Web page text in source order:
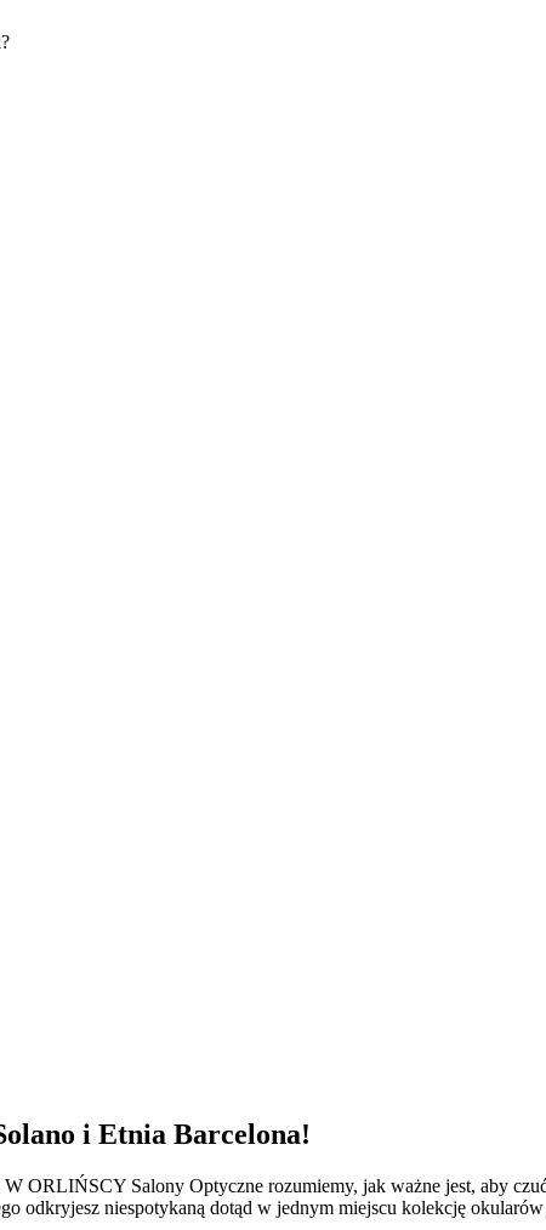
i Etnia Barcelona!
ORLIŃSCY Salony Optyczne rozumiemy, jak ważne jest, aby
odkryjesz niespotykaną dotąd w jednym miejscu kolekcję